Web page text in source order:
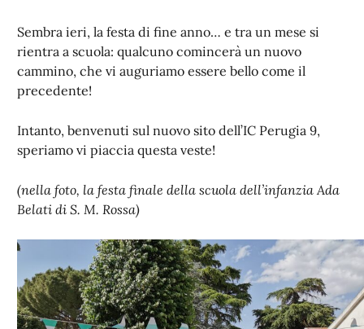
Sembra ieri, la festa di fine anno… e tra un mese si
rientra a scuola: qualcuno comincerà un nuovo
cammino, che vi auguriamo essere bello come il
precedente!
Intanto, benvenuti sul nuovo sito dell’IC Perugia 9,
speriamo vi piaccia questa veste!
(nella foto, la festa finale della scuola dell’infanzia Ada
Belati di S. M. Rossa)